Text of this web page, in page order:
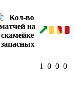
1 0 0 0